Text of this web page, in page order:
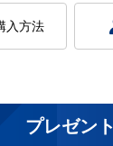
入方法
プレゼント